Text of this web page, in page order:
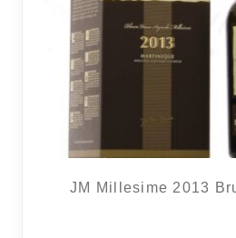
JM Millesime 2013